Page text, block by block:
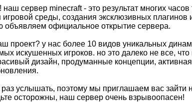
сервер minecraft - это результат многих часов
среды, создания эксклюзивных плагинов
объявляем официальное открытие сервера.
проект? у нас более 10 видов уникальных
искушенных игроков. но это далеко не все,
дизайн, продуманные концепции, активная
раз услышать, поэтому мы приглашаем вас зайти
осторожны, наш сервер очень взрывоопасен!